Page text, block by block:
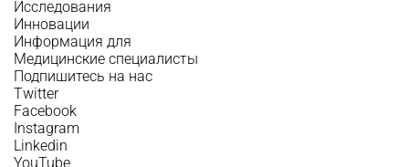
Исследования
Инновации
Информация для
Медицинские специалисты
Подпишитесь на нас
Twitter
Facebook
Instagram
Linkedin
YouTube